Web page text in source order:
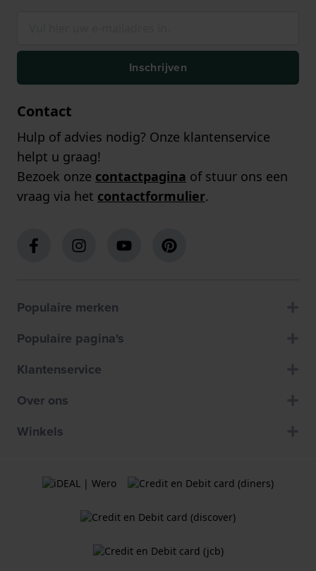
Inschrijven
Contact
Hulp of advies nodig? Onze klantenservice
helpt u graag!
Bezoek onze contactpagina of stuur ons een
vraag via het contactformulier.
Populaire merken
Populaire pagina's
Klantenservice
Over ons
Winkels